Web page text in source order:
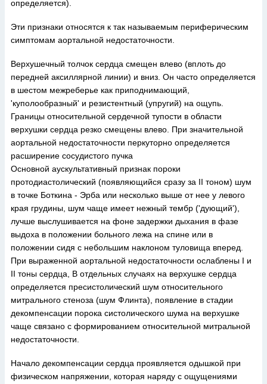
определяется).
Эти признаки относятся к так называемым периферическим
симптомам аортальной недостаточности.
Верхушечный толчок сердца смещен влево (вплоть до
передней аксиллярной линии) и вниз. Он часто определяется
в шестом межреберье как приподнимающий,
'куполообразный' и резистентный (упругий) на ощупь.
Границы относительной сердечной тупости в области
верхушки сердца резко смещены влево. При значительной
аортальной недостаточности перкуторно определяется
расширение сосудистого пучка
Основной аускультативный признак пороки
протодиастолический (появляющийся сразу за II тоном) шум
в точке Боткина - Эрба или несколько выше от нее у левого
края грудины, шум чаще имеет нежный тембр ('дующий'),
лучше выслушивается на фоне задержки дыхания в фазе
выдоха в положении больного лежа на спине или в
положении сидя с небольшим наклоном туловища вперед.
При выраженной аортальной недостаточности ослаблены I и
II тоны сердца, В отдельных случаях на верхушке сердца
определяется пресистолический шум относительного
митрального стеноза (шум Флинта), появление в стадии
декомпенсации порока систолического шума на верхушке
чаще связано с формированием относительной митральной
недостаточности.
Начало декомпенсации сердца проявляется одышкой при
физическом напряжении, которая наряду с ощущениями